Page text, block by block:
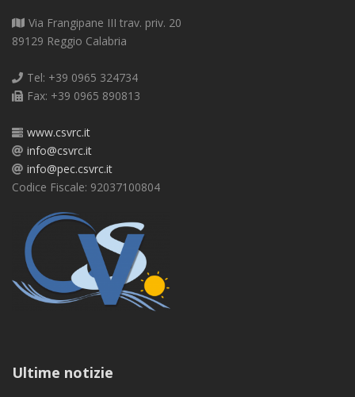
Via Frangipane III trav. priv. 20
89129 Reggio Calabria
Tel: +39 0965 324734
Fax: +39 0965 890813
www.csvrc.it
info@csvrc.it
info@pec.csvrc.it
Codice Fiscale: 92037100804
Ultime notizie